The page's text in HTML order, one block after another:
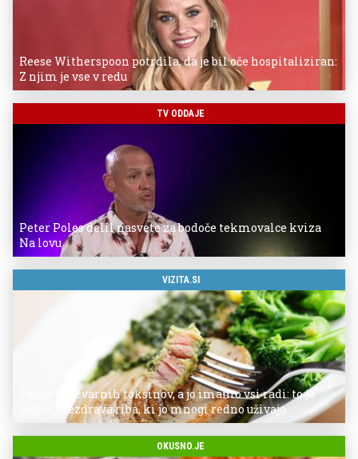
Reese Witherspoon potrdila, da je bil oče hospitaliziran:
Z njim je vse v redu
TV ODDAJE
Peter Poles delil nasvete za bodoče tekmovalce kviza
Na lovu
VIZITA.SI
Polna je nevarnih toksinov, a jo imamo vsi radi: to je
najbolj nezdrava riba, ki jo mnogi redno uživajo
OKUSNO.JE